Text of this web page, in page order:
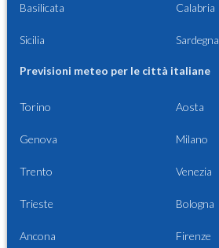
Basilicata Calabria
Sicilia Sardegna
Previsioni meteo per le città italiane
Torino Aosta
Genova Milano
Trento Venezia
Trieste Bologna
Ancona Firenze